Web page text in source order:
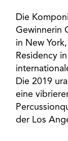
Die
Gewinnerin
in New
Residency
Die 2019
eine
der Los